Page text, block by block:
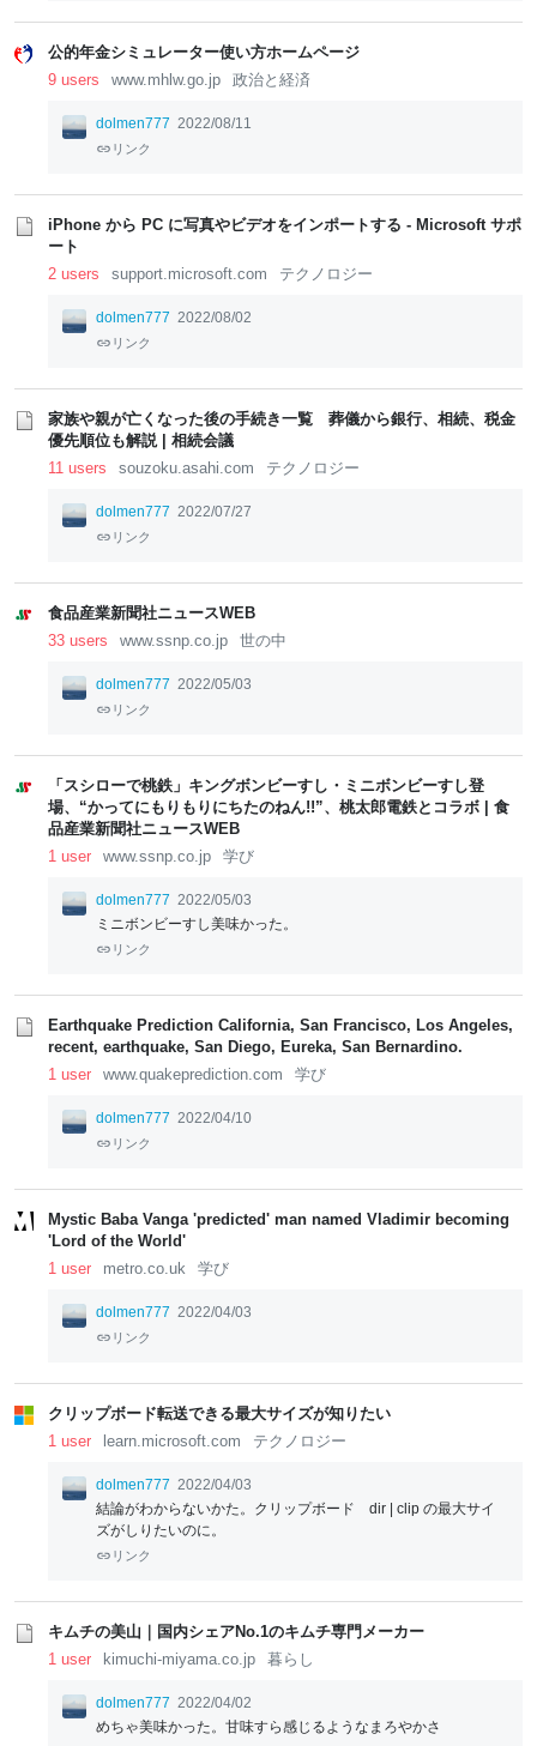
公的年金シミュレーター使い方ホームページ
9 users
www.mhlw.go.jp 政治と経済
dolmen777 2022/08/11
リンク
iPhone から PC に写真やビデオをインポートする - Microsoft サポ
ート
2 users
support.microsoft.com テクノロジー
dolmen777 2022/08/02
リンク
家族や親が亡くなった後の手続き一覧 葬儀から銀行、相続、税金
優先順位も解説 | 相続会議
11 users
souzoku.asahi.com テクノロジー
dolmen777 2022/07/27
リンク
食品産業新聞社ニュースWEB
33 users
www.ssnp.co.jp 世の中
dolmen777 2022/05/03
リンク
「スシローで桃鉄」キングボンビーすし・ミニボンビーすし登
場、“かってにもりもりにちたのねん!!”、桃太郎電鉄とコラボ | 食
品産業新聞社ニュースWEB
1 user
www.ssnp.co.jp 学び
dolmen777 2022/05/03
ミニボンビーすし美味かった。
リンク
Earthquake Prediction California, San Francisco, Los Angeles,
recent, earthquake, San Diego, Eureka, San Bernardino.
1 user
www.quakeprediction.com 学び
dolmen777 2022/04/10
リンク
Mystic Baba Vanga 'predicted' man named Vladimir becoming
'Lord of the World'
1 user
metro.co.uk 学び
dolmen777 2022/04/03
リンク
クリップボード転送できる最大サイズが知りたい
1 user
learn.microsoft.com テクノロジー
dolmen777 2022/04/03
結論がわからないかた。クリップボード dir | clip の最大サイ
ズがしりたいのに。
リンク
キムチの美山｜国内シェアNo.1のキムチ専門メーカー
1 user
kimuchi-miyama.co.jp 暮らし
dolmen777 2022/04/02
めちゃ美味かった。甘味すら感じるようなまろやかさ